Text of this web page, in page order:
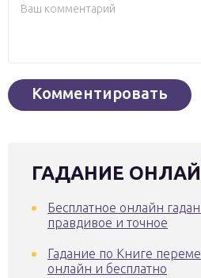
ГАДАНИЕ
Бесплатное онлайн
правдивое и точное
Гадание по Книге
онлайн и бесплатно